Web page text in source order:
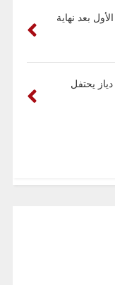
بعد نهاية
يحتفل